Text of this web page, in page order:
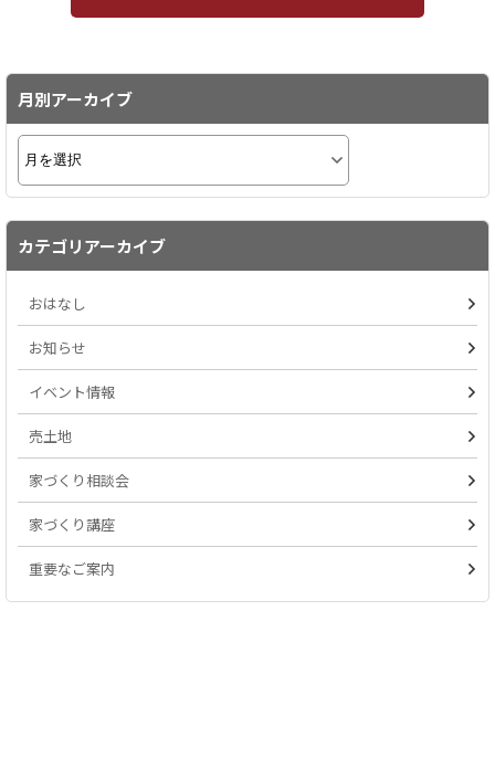
月別アーカイブ
カテゴリアーカイブ
おはなし
お知らせ
イベント情報
売土地
家づくり相談会
家づくり講座
重要なご案内